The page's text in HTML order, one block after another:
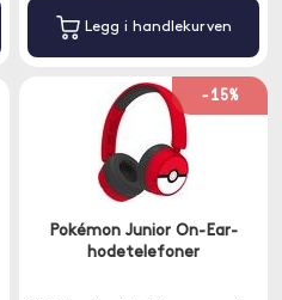
Legg i handlekurven
-15%
Pokémon Junior On-Ear-
hodetelefoner